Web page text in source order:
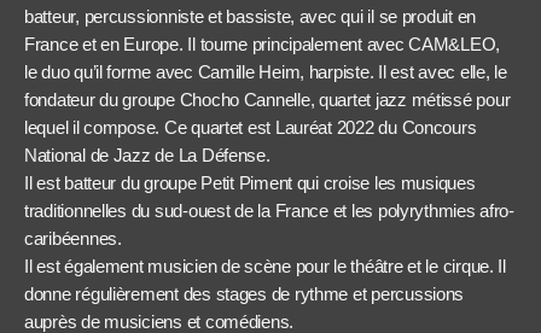
batteur, percussionniste et bassiste, avec qui il se produit en
France et en Europe. Il tourne principalement avec CAM&LEO,
le duo qu’il forme avec Camille Heim, harpiste. Il est avec elle, le
fondateur du groupe Chocho Cannelle, quartet jazz métissé pour
lequel il compose. Ce quartet est Lauréat 2022 du Concours
National de Jazz de La Défense.
Il est batteur du groupe Petit Piment qui croise les musiques
traditionnelles du sud-ouest de la France et les polyrythmies afro-
caribéennes.
Il est également musicien de scène pour le théâtre et le cirque. Il
donne régulièrement des stages de rythme et percussions
auprès de musiciens et comédiens.